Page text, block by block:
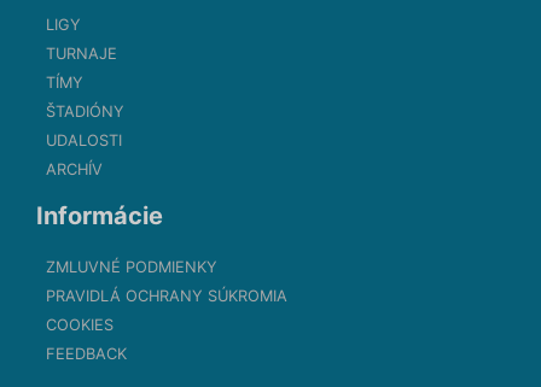
LIGY
TURNAJE
TÍMY
ŠTADIÓNY
UDALOSTI
ARCHÍV
Informácie
ZMLUVNÉ PODMIENKY
PRAVIDLÁ OCHRANY SÚKROMIA
COOKIES
FEEDBACK